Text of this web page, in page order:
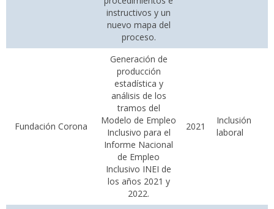
instructivos y un
nuevo mapa del
proceso.
Fundación Corona
Generación de
producción
estadística y
análisis de los
tramos del
Modelo de Empleo
Inclusivo para el
Informe Nacional
de Empleo
Inclusivo INEI de
los años 2021 y
2022.
2021
Inclusión
laboral